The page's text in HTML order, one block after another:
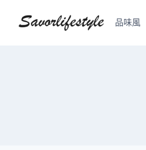
品味風